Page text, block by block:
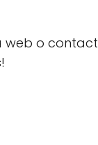
o